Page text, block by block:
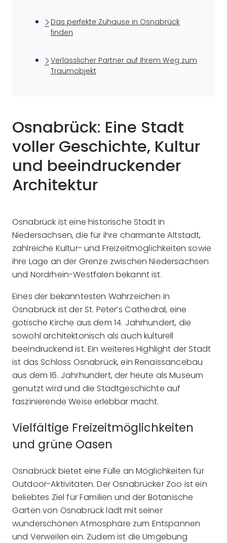
Das perfekte Zuhause in Osnabrück
finden
Verlässlicher Partner auf Ihrem Weg zum
Traumobjekt
Osnabrück: Eine Stadt
voller Geschichte, Kultur
und beeindruckender
Architektur
Osnabrück ist eine historische Stadt in
Niedersachsen, die für ihre charmante Altstadt,
zahlreiche Kultur- und Freizeitmöglichkeiten sowie
ihre Lage an der Grenze zwischen Niedersachsen
und Nordrhein-Westfalen bekannt ist.
Eines der bekanntesten Wahrzeichen in
Osnabrück ist der St. Peter’s Cathedral, eine
gotische Kirche aus dem 14. Jahrhundert, die
sowohl architektonisch als auch kulturell
beeindruckend ist. Ein weiteres Highlight der Stadt
ist das Schloss Osnabrück, ein Renaissancebau
aus dem 16. Jahrhundert, der heute als Museum
genutzt wird und die Stadtgeschichte auf
faszinierende Weise erlebbar macht.
Vielfältige Freizeitmöglichkeiten
und grüne Oasen
Osnabrück bietet eine Fülle an Möglichkeiten für
Outdoor-Aktivitäten. Der Osnabrücker Zoo ist ein
beliebtes Ziel für Familien und der Botanische
Garten von Osnabrück lädt mit seiner
wunderschönen Atmosphäre zum Entspannen
und Verweilen ein. Zudem ist die Umgebung